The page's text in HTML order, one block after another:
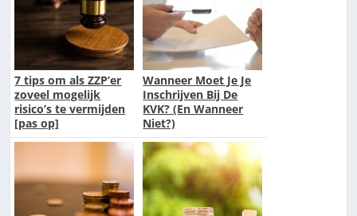
7 tips om als ZZP’er
zoveel mogelijk
risico’s te vermijden
[pas op]
Wanneer Moet Je Je
Inschrijven Bij De
KVK? (En Wanneer
Niet?)